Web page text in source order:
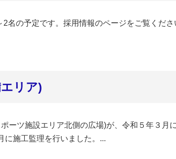
名の予定です。採用情報のページをご覧くだ
リア)
ーツ施設エリア北側の広場)が、令和５年３
に施工監理を行いました。...